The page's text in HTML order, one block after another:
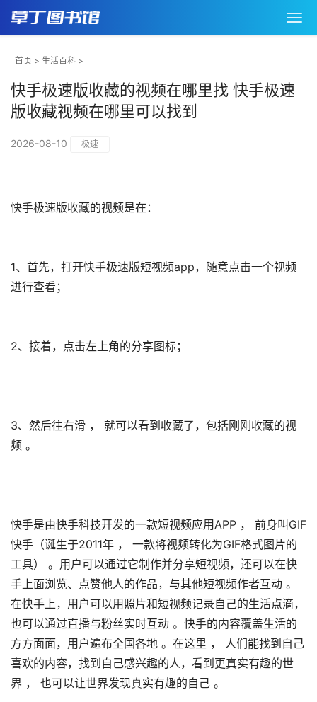
首页 > 生活百科 >
快手极速版收藏的视频在哪里找 快手极速
版收藏视频在哪里可以找到
2026-08-10 极速
快手极速版收藏的视频是在：
1、首先，打开快手极速版短视频app，随意点击一个视频
进行查看；
2、接着，点击左上角的分享图标；
3、然后往右滑 ， 就可以看到收藏了，包括刚刚收藏的视
频 。
快手是由快手科技开发的一款短视频应用APP ， 前身叫GIF
快手（诞生于2011年 ， 一款将视频转化为GIF格式图片的
工具） 。用户可以通过它制作并分享短视频，还可以在快
手上面浏览、点赞他人的作品，与其他短视频作者互动 。
在快手上，用户可以用照片和短视频记录自己的生活点滴，
也可以通过直播与粉丝实时互动 。快手的内容覆盖生活的
方方面面，用户遍布全国各地 。在这里 ， 人们能找到自己
喜欢的内容，找到自己感兴趣的人，看到更真实有趣的世
界 ， 也可以让世界发现真实有趣的自己 。